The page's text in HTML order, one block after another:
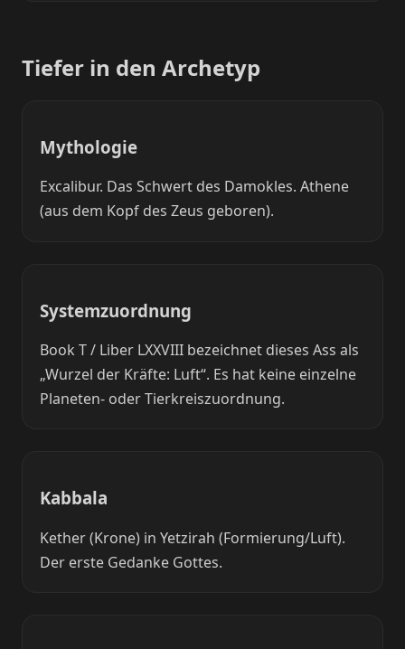
Tiefer in den Archetyp
Mythologie
Excalibur. Das Schwert des Damokles. Athene
(aus dem Kopf des Zeus geboren).
Systemzuordnung
Book T / Liber LXXVIII bezeichnet dieses Ass als
„Wurzel der Kräfte: Luft“. Es hat keine einzelne
Planeten- oder Tierkreiszuordnung.
Kabbala
Kether (Krone) in Yetzirah (Formierung/Luft).
Der erste Gedanke Gottes.